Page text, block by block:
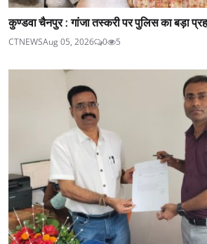
कुण्डवा चैनपुर : गांजा तस्करी पर पुलिस का बड़ा
CTNEWSAug 05, 2026 0 5